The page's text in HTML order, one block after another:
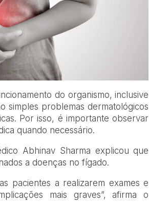
do organismo, inclusive
simples problemas dermatológicos
Por isso, é importante observar
quando necessário.
Abhinav Sharma explicou que
a doenças no fígado.
pacientes a realizarem exames e
mais graves”, afirma o